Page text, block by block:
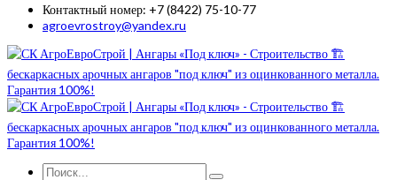
Контактный номер: +7 (8422) 75-10-77
agroevrostroy@yandex.ru